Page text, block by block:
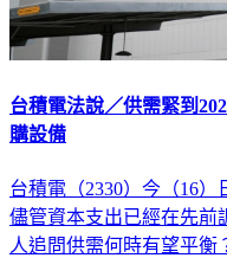
台積電法說／供需緊到
購設備
台積電（2330）今（16
儘管資本支出已經在先前
人追問供需何時有望平衡